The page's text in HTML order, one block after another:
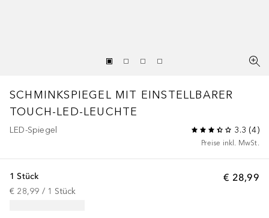
SCHMINKSPIEGEL MIT EINSTELLBARER
TOUCH-LED-LEUCHTE
LED-Spiegel 3.3 (4)
Preise inkl. MwSt.
€ 28,99
1 Stück
€ 28,99 / 1 Stück